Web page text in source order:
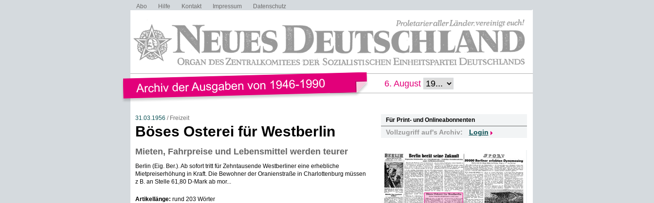
Abo Hilfe Kontakt Impressum Datenschutz
6. August
31.03.1956 / Freizeit
Böses Osterei für Westberlin
Mieten, Fahrpreise und Lebensmittel werden teurer
Berlin (Eig. Ber.). Ab sofort tritt für Zehntausende Westberliner eine erhebliche
Mietpreiserhöhung in Kraft. Die Bewohner der Oranienstraße in Charlottenburg müssen
z B. an Stelle 61,80 D-Mark ab mor...
Artikellänge: rund 203 Wörter
Für Print- und Onlineabonnenten
Vollzugriff auf's Archiv: Login